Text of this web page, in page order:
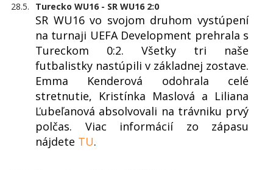
28.5. Turecko WU16 - SR WU16 2:0
SR WU16 vo svojom druhom vystúpení
na turnaji UEFA Development prehrala s
Tureckom 0:2. Všetky tri naše
futbalistky nastúpili v základnej zostave.
Emma Kenderová odohrala celé
stretnutie, Kristínka Maslová a Liliana
Ľubeľanová absolvovali na trávniku prvý
polčas. Viac informácií zo zápasu
nájdete TU.